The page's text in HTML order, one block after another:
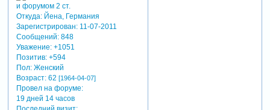
Откуда:Йена, Германия
Зарегистрирован: 11-07-2011
Сообщений:848
Уважение: +1051
Позитив: +594
Пол:Женский
Возраст:62 [1964-04-07]
Провел на форуме:
19 дней 14 часов